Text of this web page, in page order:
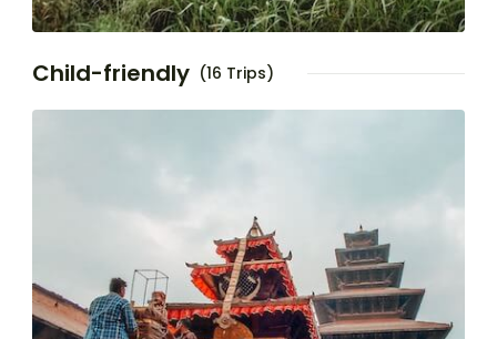
Child-friendly (16 Trips)